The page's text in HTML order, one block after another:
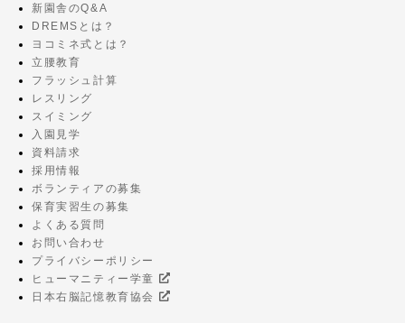
新園舎のQ&A
DREMSとは？
ヨコミネ式とは？
立腰教育
フラッシュ計算
レスリング
スイミング
入園見学
資料請求
採用情報
ボランティアの募集
保育実習生の募集
よくある質問
お問い合わせ
プライバシーポリシー
ヒューマニティー学童
日本右脳記憶教育協会